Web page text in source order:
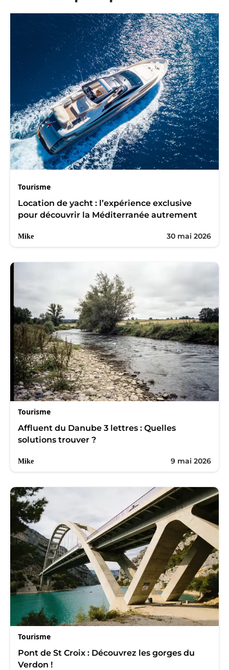
Tourisme
Location de yacht : l’expérience exclusive
pour découvrir la Méditerranée autrement
Mike 30 mai 2026
Tourisme
Affluent du Danube 3 lettres : Quelles
solutions trouver ?
Mike 9 mai 2026
Tourisme
Pont de St Croix : Découvrez les gorges du
Verdon !